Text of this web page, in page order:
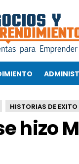
HISTORIAS DE EXITO
hizo